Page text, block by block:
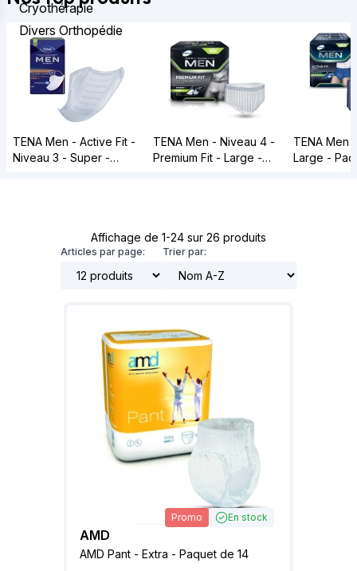
Cryothérapie
Divers Orthopédie
TENA Men - Active Fit -
Niveau 3 - Super -
TENA Men - Niveau 4 -
Premium Fit - Large -
TENA Men
Large -
Affichage de 1-24 sur 26 produits
Articles par page: Trier par:
Promo En stock
AMD
AMD Pant - Extra - Paquet de 14